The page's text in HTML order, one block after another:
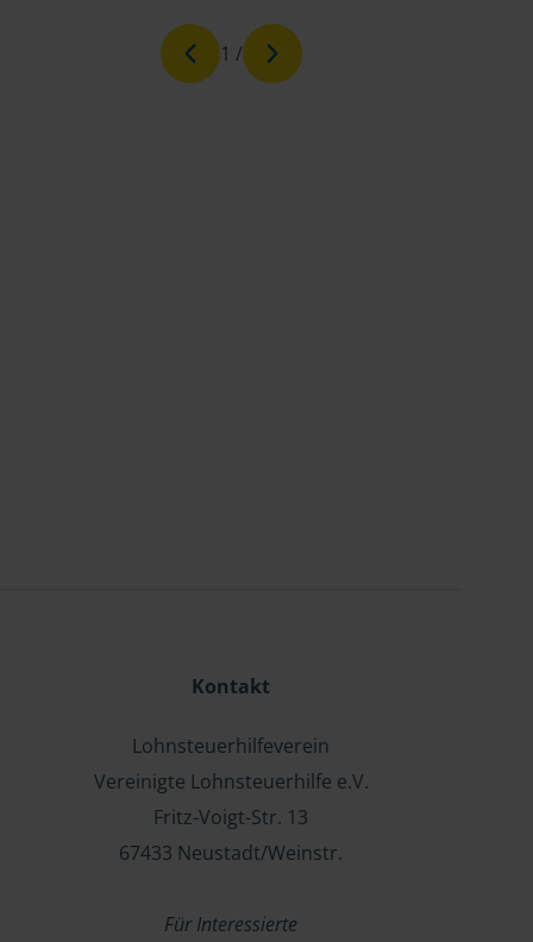
1 /
Kontakt
Lohnsteuerhilfeverein
Vereinigte Lohnsteuerhilfe e.V.
Fritz-Voigt-Str. 13
67433 Neustadt/Weinstr.
Für Interessierte